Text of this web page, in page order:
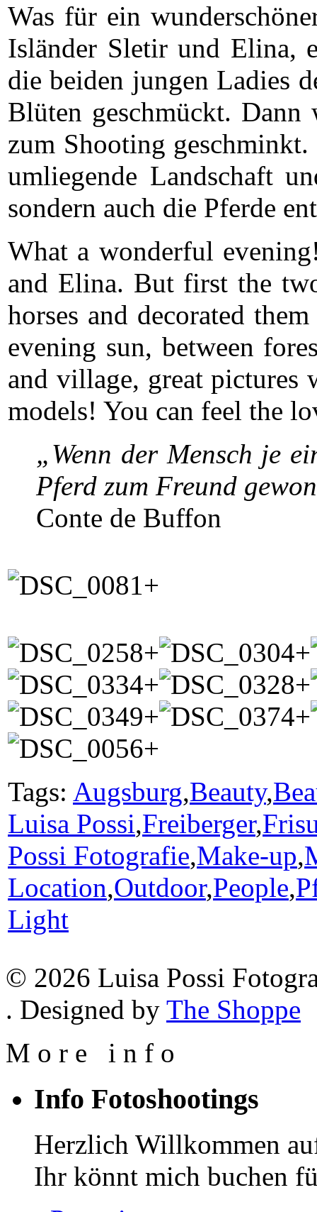
Was für ein
Isländer Sletir und Elina,
die beiden jungen Ladies
Blüten geschmückt. Dann
zum Shooting
umliegende Landschaft
sondern auch die Pferde
What a wonderful
and Elina. But first the
horses and decorated
evening sun, between
and village, great pictures
models! You can feel the
„Wenn der Mensch je
Pferd zum Freund
Conte de Buffon
Tags: Augsburg,Beauty,
Luisa Possi,Freiberger,
Possi Fotografie,Make-up,
Location,Outdoor,People,
Light
© 2026 Luisa Possi
. Designed by The Shoppe
M o r e i n f o
Info Fotoshootings
Herzlich Willkommen
Ihr könnt mich buchen